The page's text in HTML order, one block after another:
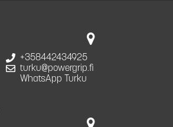
+358442434925
turku@powergrip.fi
WhatsApp Turku